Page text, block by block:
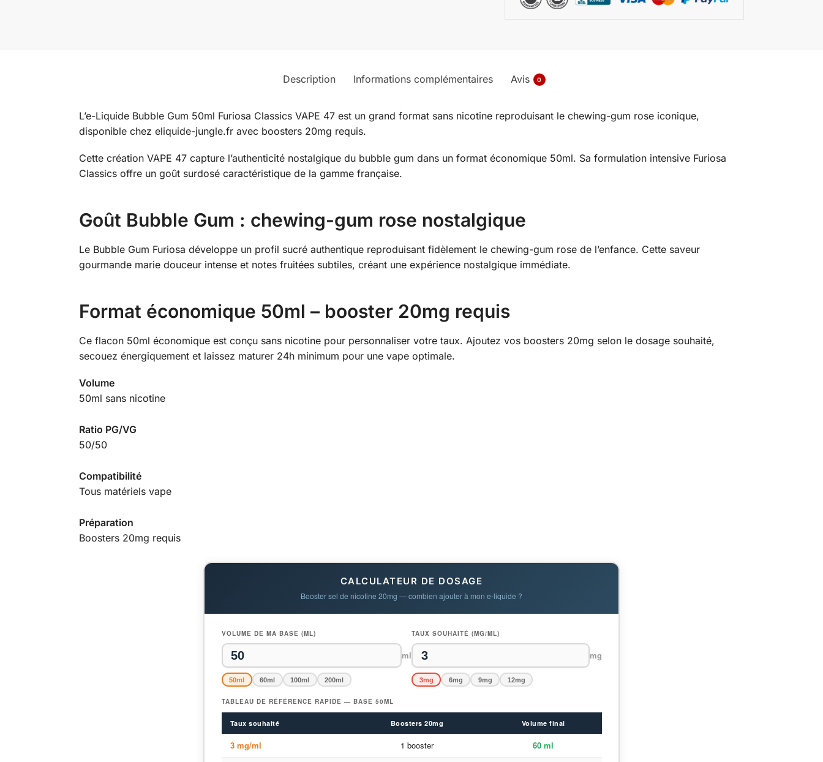
Description Informations complémentaires Avis 0
L’e-Liquide Bubble Gum 50ml Furiosa Classics VAPE 47 est un grand format sans nicotine reproduisant le chewing-gum rose iconique,
disponible chez eliquide-jungle.fr avec boosters 20mg requis.
Cette création VAPE 47 capture l’authenticité nostalgique du bubble gum dans un format économique 50ml. Sa formulation intensive Furiosa
Classics offre un goût surdosé caractéristique de la gamme française.
Goût Bubble Gum : chewing-gum rose nostalgique
Le Bubble Gum Furiosa développe un profil sucré authentique reproduisant fidèlement le chewing-gum rose de l’enfance. Cette saveur
gourmande marie douceur intense et notes fruitées subtiles, créant une expérience nostalgique immédiate.
Format économique 50ml – booster 20mg requis
Ce flacon 50ml économique est conçu sans nicotine pour personnaliser votre taux. Ajoutez vos boosters 20mg selon le dosage souhaité,
secouez énergiquement et laissez maturer 24h minimum pour une vape optimale.
Volume
50ml sans nicotine
Ratio PG/VG
50/50
Compatibilité
Tous matériels vape
Préparation
Boosters 20mg requis
CALCULATEUR DE DOSAGE
Booster sel de nicotine 20mg — combien ajouter à mon e-liquide ?
VOLUME DE MA BASE (ML)
ml
50ml 60ml 100ml 200ml
TAUX SOUHAITÉ (MG/ML)
mg
3mg 6mg 9mg 12mg
TABLEAU DE RÉFÉRENCE RAPIDE — BASE 50ML
Taux souhaité Boosters 20mg Volume final
3 mg/ml 1 booster 60 ml